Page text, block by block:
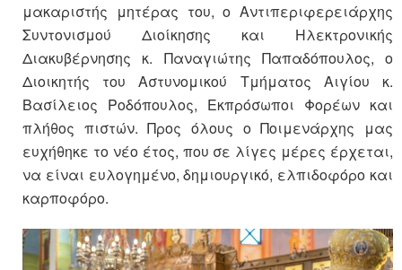
μακαριστής μητέρας του, ο Αντιπεριφερειάρχης
Συντονισμού Διοίκησης και Ηλεκτρονικής
Διακυβέρνησης κ. Παναγιώτης Παπαδόπουλος, ο
Διοικητής του Αστυνομικού Τμήματος Αιγίου κ.
Βασίλειος Ροδόπουλος, Εκπρόσωποι Φορέων και
πλήθος πιστών. Προς όλους ο Ποιμενάρχης μας
ευχήθηκε το νέο έτος, που σε λίγες μέρες έρχεται,
να είναι ευλογημένο, δημιουργικό, ελπιδοφόρο και
καρποφόρο.